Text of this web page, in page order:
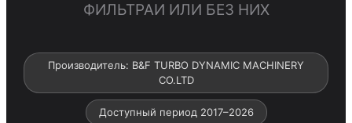
ФИЛЬТРАИ ИЛИ БЕЗ НИХ
Производитель: B&F TURBO DYNAMIC MACHINERY
CO.LTD
Доступный период 2017–2026